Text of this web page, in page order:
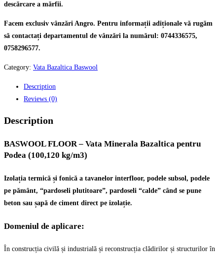
descărcare a mărfii.
Facem exclusiv vânzări Angro. Pentru informații adiționale vă rugăm
să contactați departamentul de vânzări la numărul: 0744336575,
0758296577.
Category: Vata Bazaltica Baswool
Description
Reviews (0)
Description
BASWOOL FLOOR – Vata Minerala Bazaltica pentru
Podea (100,120 kg/m3)
Izolația termică și fonică a tavanelor interfloor, podele subsol, podele
pe pământ, “pardoseli plutitoare”, pardoseli “calde” când se pune
beton sau șapă de ciment direct pe izolație.
Domeniul de aplicare:
În construcția civilă și industrială și reconstrucția clădirilor și structurilor în